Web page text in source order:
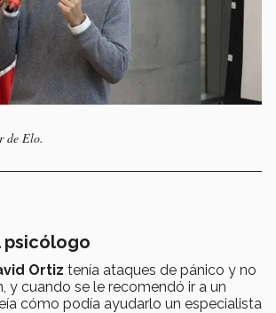
de Elo.
psicólogo
Ortiz tenía ataques de pánico y no
y cuando se le recomendó ir a un
cómo podía ayudarlo un especialista